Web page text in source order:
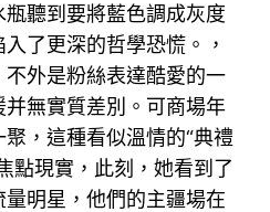
聽到要將藍色調成灰度
了更深的哲學恐慌。，
外是粉絲表達酷愛的一
無實質差別。可商場年
，這種看似溫情的“典禮
點現實，此刻，她看到了
明星，他們的主疆場在